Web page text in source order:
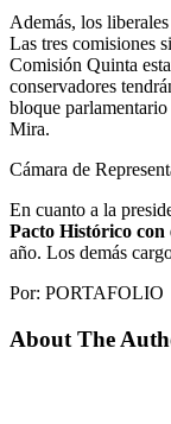
Además, los
Las tres comisiones
Comisión Quinta
conservadores
bloque
Mira.
Cámara de
En cuanto a la
Pacto Histórico
año. Los demás
Por: PORTAFOLIO
About The